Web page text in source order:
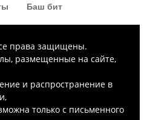
Баш бит
права защищены.
размещенные на сайте,
и распространение в
только с письменного